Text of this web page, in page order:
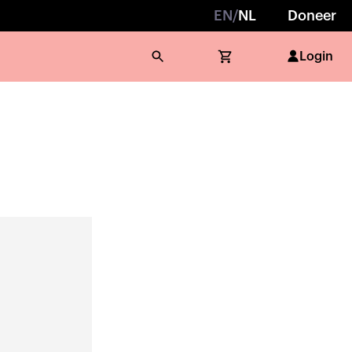
EN /NL Doneer
Login